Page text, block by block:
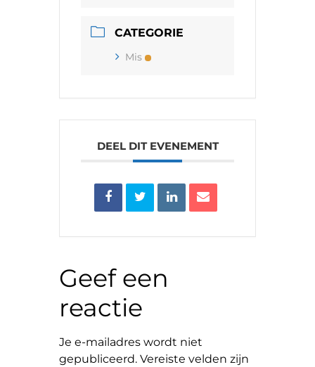
CATEGORIE
Mis
DEEL DIT EVENEMENT
Geef een
reactie
Je e-mailadres wordt niet
gepubliceerd. Vereiste velden zijn